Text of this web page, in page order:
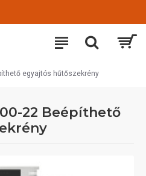
egyajtós hűtőszekrény
22 Beépíthető